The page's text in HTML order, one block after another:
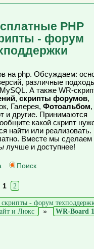
PHP
- форум
на php. Обсуждаем:
различные
А также WR-
, скрипты форумов,
Галерея, Фотоальбом,
и другие. Принимаются
какой скрипт
найти или реализовать.
Вместе мы сделаем
лучше и доступнее!
Поиск
1 2
скрипты - форум
и Люкс »
WR-Board